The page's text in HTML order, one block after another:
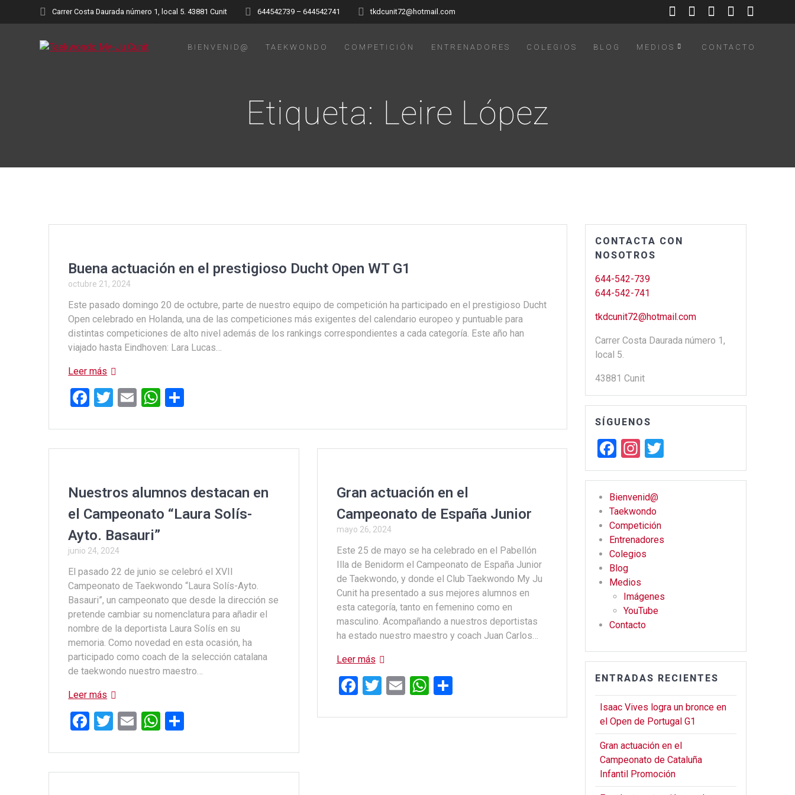
Carrer Costa Daurada número 1, local 5. 43881 Cunit 644542739 – 644542741 tkdcunit72@hotmail.com
BIENVENID@ TAEKWONDO COMPETICIÓN ENTRENADORES COLEGIOS BLOG MEDIOS CONTACTO
Etiqueta: Leire López
Buena actuación en el prestigioso Ducht Open WT G1
octubre 21, 2024
Este pasado domingo 20 de octubre, parte de nuestro equipo de competición ha participado en el prestigioso Ducht
Open celebrado en Holanda, una de las competiciones más exigentes del calendario europeo y puntuable para
distintas competiciones de alto nivel además de los rankings correspondientes a cada categoría. Este año han
viajado hasta Eindhoven: Lara Lucas…
Leer más
F
ce
b
o
k
T
tt
er
E
ail
W
at
s
p
p
m
p
tir
Nuestros alumnos destacan en
el Campeonato “Laura Solís-
Ayto. Basauri”
junio 24, 2024
El pasado 22 de junio se celebró el XVII
Campeonato de Taekwondo “Laura Solís-Ayto.
Basauri”, un campeonato que desde la dirección se
pretende cambiar su nomenclatura para añadir el
nombre de la deportista Laura Solís en su
memoria. Como novedad en esta ocasión, ha
participado como coach de la selección catalana
de taekwondo nuestro maestro…
Leer más
F
ce
b
T
tt
er
E
ail
W
at
s
m
p
Gran actuación en el
Campeonato de España Junior
mayo 26, 2024
Este 25 de mayo se ha celebrado en el Pabellón
Illa de Benidorm el Campeonato de España Junior
de Taekwondo, y donde el Club Taekwondo My Ju
Cunit ha presentado a sus mejores alumnos en
esta categoría, tanto en femenino como en
masculino. Acompañando a nuestros deportistas
ha estado nuestro maestro y coach Juan Carlos…
Leer más
F
ce
T
tt
E
ail
W
at
C
m
CONTACTA CON
NOSOTROS
644-542-739
644-542-741
tkdcunit72@hotmail.com
Carrer Costa Daurada número 1,
local 5.
43881 Cunit
SÍGUENOS
F
a
ce
b
o
o
k
In
st
a
gr
a
m
wi
tt
Bienvenid@
Taekwondo
Competición
Entrenadores
Colegios
Blog
Medios
Imágenes
YouTube
Contacto
ENTRADAS RECIENTES
Isaac Vives logra un bronce en
el Open de Portugal G1
Gran actuación en el
Campeonato de Cataluña
Infantil Promoción